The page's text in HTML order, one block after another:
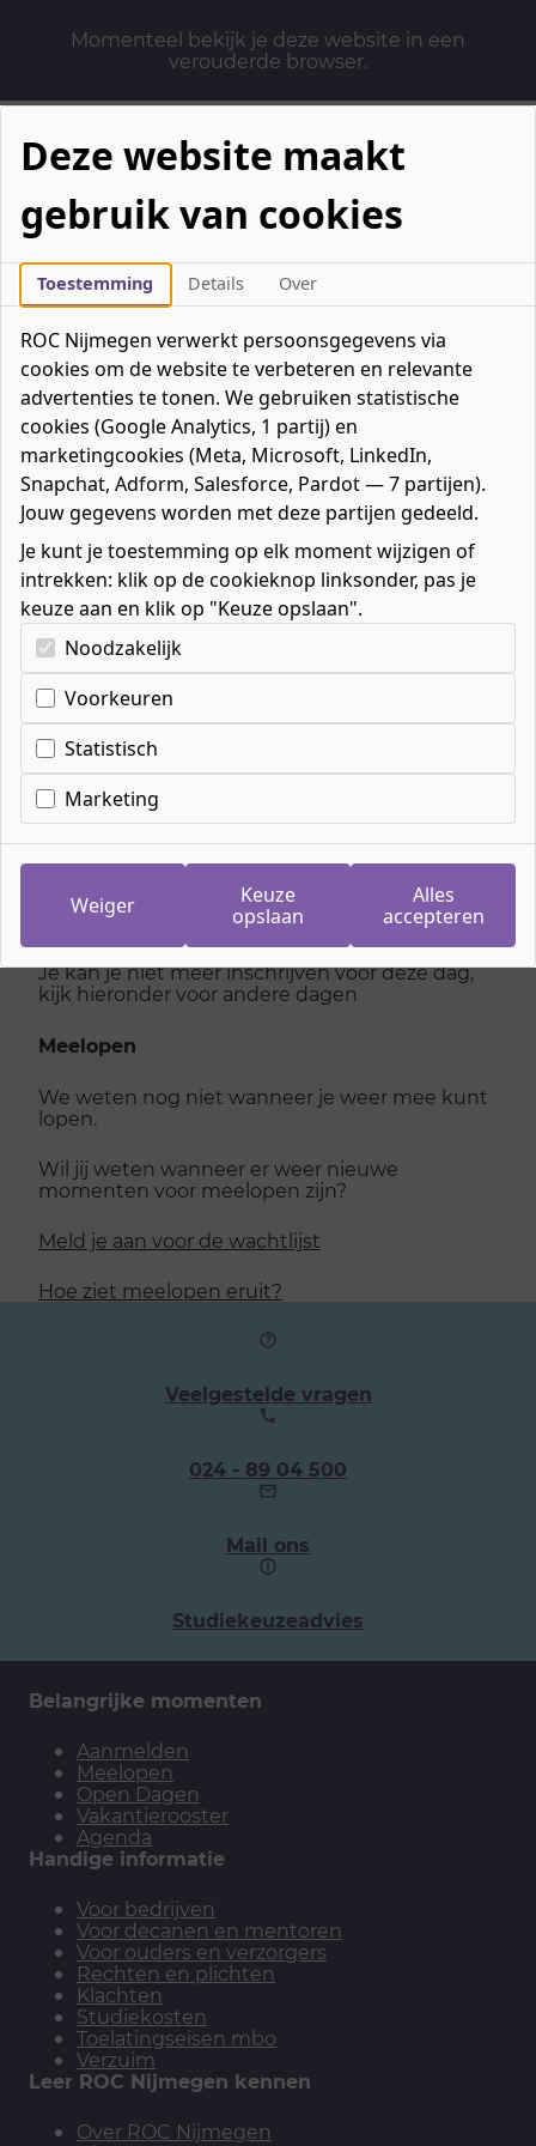
Momenteel bekijk je deze website in een
verouderde browser.
Mbo-opleidingen
Werken & Leren
Mavo / havo / vwo
Contact
Over ons
Bedrijven
Favorieten0favorieten
Mijn ROC
Zoeken
Inschrijven
meeloopdag
Manager/ondernemer
horeca
maandag 23 februari 2026
Je kan je niet meer inschrijven voor deze dag,
kijk hieronder voor andere dagen
Meelopen
We weten nog niet wanneer je weer mee kunt
lopen.
Wil jij weten wanneer er weer nieuwe
momenten voor meelopen zijn?
Meld je aan voor de wachtlijst
Hoe ziet meelopen eruit?
Veelgestelde vragen
Ons
telefoonnummer:
024 - 89 04 500
Mail ons
Studiekeuzeadvies
Belangrijke momenten
Aanmelden
Meelopen
Open Dagen
Vakantierooster
Agenda
Handige informatie
Voor bedrijven
Voor decanen en mentoren
Voor ouders en verzorgers
Rechten en plichten
Klachten
Studiekosten
Toelatingseisen mbo
Verzuim
Leer ROC Nijmegen kennen
Over ROC Nijmegen
Deze website maakt
gebruik van cookies
Toestemming Details Over
ROC Nijmegen verwerkt persoonsgegevens via
cookies om de website te verbeteren en relevante
advertenties te tonen. We gebruiken statistische
cookies (Google Analytics, 1 partij) en
marketingcookies (Meta, Microsoft, LinkedIn,
Snapchat, Adform, Salesforce, Pardot — 7 partijen).
Jouw gegevens worden met deze partijen gedeeld.
Je kunt je toestemming op elk moment wijzigen of
intrekken: klik op de cookieknop linksonder, pas je
keuze aan en klik op "Keuze opslaan".
Kies uw cookie-voorkeuren
Noodzakelijk
Voorkeuren
Statistisch
Marketing
Weiger
Keuze
opslaan
Alles
accepteren